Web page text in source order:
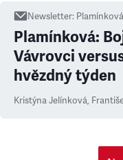
Newsletter: Plamínková
Plamínková:
Vávrovci
hvězdný týden
Kristýna Jelínková,